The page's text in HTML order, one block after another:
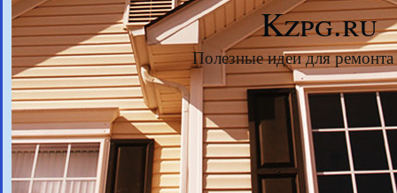
Kzpg.ru
Полезные идеи для